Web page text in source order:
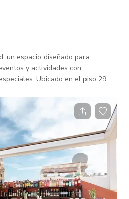
un espacio diseñado para
y actividades con
en el piso 29
Una cúpula de vidrio que
ciudad, a 105 metros sobre el
lanzamientos de productos,
Un espacio multidis